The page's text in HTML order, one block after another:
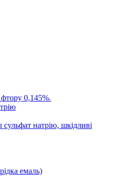
0,145%.
натрію, шкідливі
емаль)